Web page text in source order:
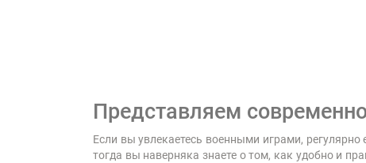
Представляем
Если вы увлекаетесь военными играми, регулярно
тогда вы наверняка знаете о том, как удобно и